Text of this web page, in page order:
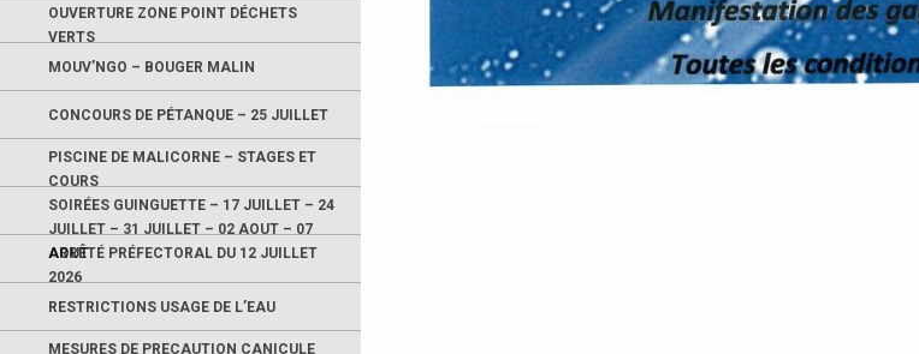
OUVERTURE ZONE POINT DÉCHETS
VERTS
MOUV’NGO – BOUGER MALIN
CONCOURS DE PÉTANQUE – 25 JUILLET
PISCINE DE MALICORNE – STAGES ET
COURS
SOIRÉES GUINGUETTE – 17 JUILLET – 24
JUILLET – 31 JUILLET – 02 AOUT – 07
AOUT
ARRÊTÉ PRÉFECTORAL DU 12 JUILLET
2026
RESTRICTIONS USAGE DE L’EAU
MESURES DE PRECAUTION CANICULE